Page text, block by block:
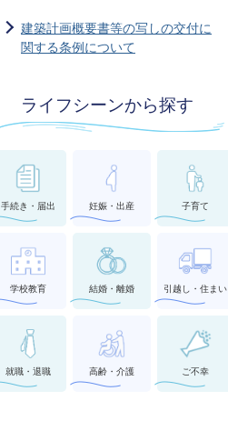
建築計画概要書等の写しの交付に
関する条例について
ライフシーンから探す
手続き・届出 妊娠・出産 子育て
学校教育 結婚・離婚 引越し・住まい
就職・退職 高齢・介護 ご不幸